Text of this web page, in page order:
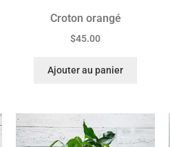
Croton orangé
$45.00
Ajouter au panier